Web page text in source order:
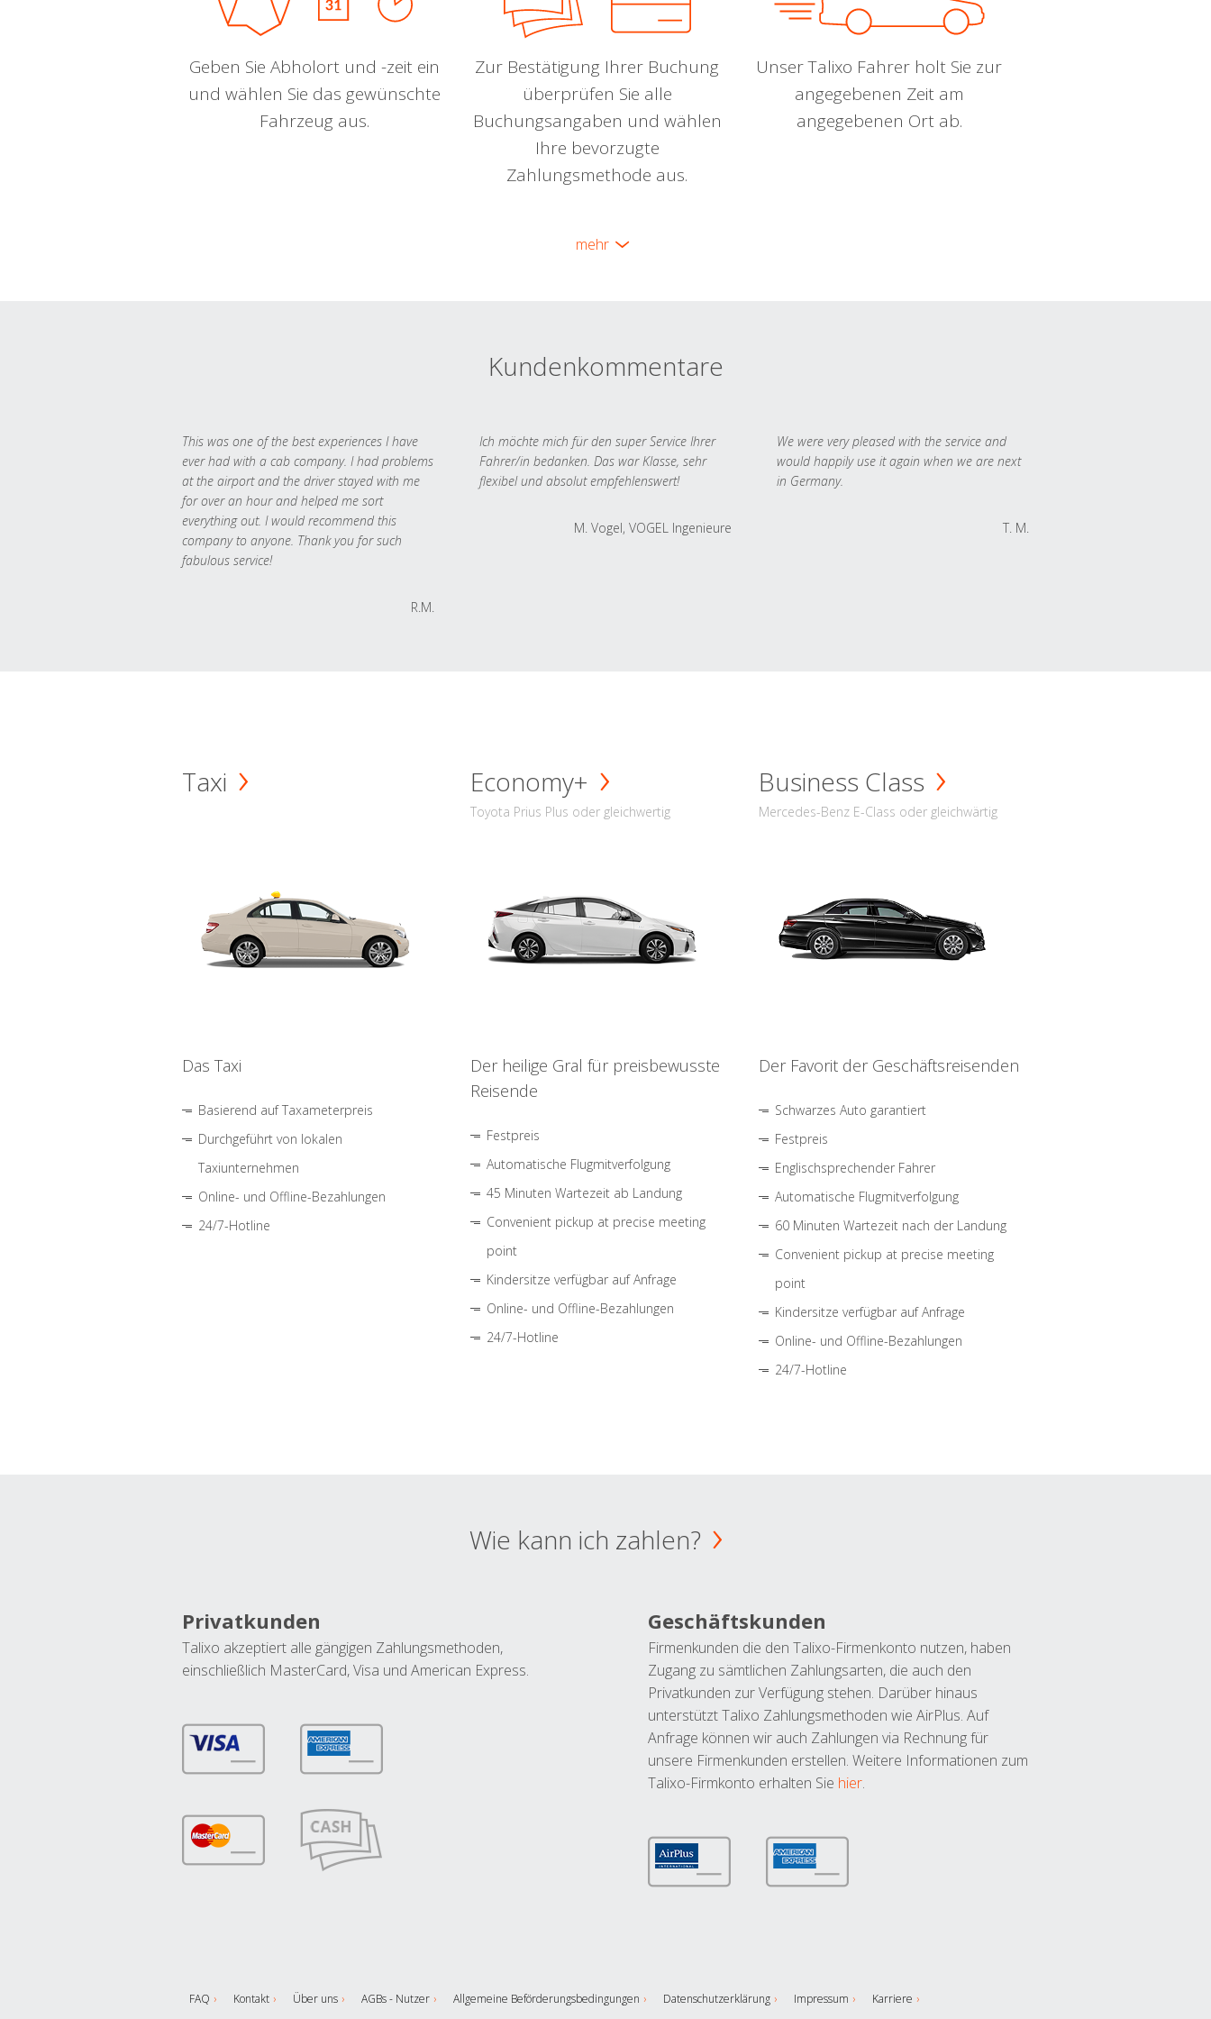
Geben Sie Abholort und -zeit ein
und wählen Sie das gewünschte
Fahrzeug aus.
Zur Bestätigung Ihrer Buchung
überprüfen Sie alle
Buchungsangaben und wählen
Ihre bevorzugte
Zahlungsmethode aus.
Unser Talixo Fahrer holt Sie zur
angegebenen Zeit am
angegebenen Ort ab.
mehr
Kundenkommentare
This was one of the best experiences I have
ever had with a cab company. I had problems
at the airport and the driver stayed with me
for over an hour and helped me sort
everything out. I would recommend this
company to anyone. Thank you for such
fabulous service!
R.M.
Ich möchte mich für den super Service Ihrer
Fahrer/in bedanken. Das war Klasse, sehr
flexibel und absolut empfehlenswert!
M. Vogel, VOGEL Ingenieure
We were very pleased with the service and
would happily use it again when we are next
in Germany.
T. M.
Taxi
Das Taxi
Basierend auf Taxameterpreis
Durchgeführt von lokalen
Taxiunternehmen
Online- und Offline-Bezahlungen
24/7-Hotline
Economy+
Toyota Prius Plus oder gleichwertig
Der heilige Gral für preisbewusste
Reisende
Festpreis
Automatische Flugmitverfolgung
45 Minuten Wartezeit ab Landung
Convenient pickup at precise meeting
point
Kindersitze verfügbar auf Anfrage
Online- und Offline-Bezahlungen
24/7-Hotline
Business Class
Mercedes-Benz E-Class oder gleichwärtig
Der Favorit der Geschäftsreisenden
Schwarzes Auto garantiert
Festpreis
Englischsprechender Fahrer
Automatische Flugmitverfolgung
60 Minuten Wartezeit nach der Landung
Convenient pickup at precise meeting
point
Kindersitze verfügbar auf Anfrage
Online- und Offline-Bezahlungen
24/7-Hotline
Wie kann ich zahlen?
Privatkunden
Talixo akzeptiert alle gängigen Zahlungsmethoden,
einschließlich MasterCard, Visa und American Express.
Geschäftskunden
Firmenkunden die den Talixo-Firmenkonto nutzen, haben
Zugang zu sämtlichen Zahlungsarten, die auch den
Privatkunden zur Verfügung stehen. Darüber hinaus
unterstützt Talixo Zahlungsmethoden wie AirPlus. Auf
Anfrage können wir auch Zahlungen via Rechnung für
unsere Firmenkunden erstellen. Weitere Informationen zum
Talixo-Firmkonto erhalten Sie hier.
FAQ Kontakt Über uns AGBs - Nutzer Allgemeine Beförderungsbedingungen Datenschutzerklärung Impressum Karriere